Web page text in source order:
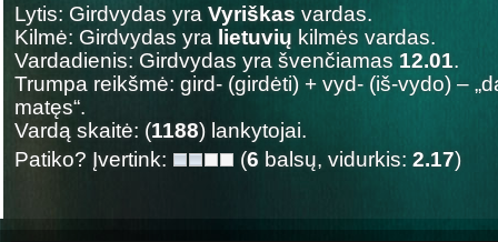
Lytis: Girdvydas yra Vyriškas vardas.
Kilmė: Girdvydas yra lietuvių kilmės vardas.
Vardadienis: Girdvydas yra švenčiamas 12.01.
Trumpa reikšmė: gird- (girdėti) + vyd- (iš-vydo) –
matęs“.
Vardą skaitė: (1188) lankytojai.
Patiko? Įvertink:
(6 balsų, vidurkis: 2.17)